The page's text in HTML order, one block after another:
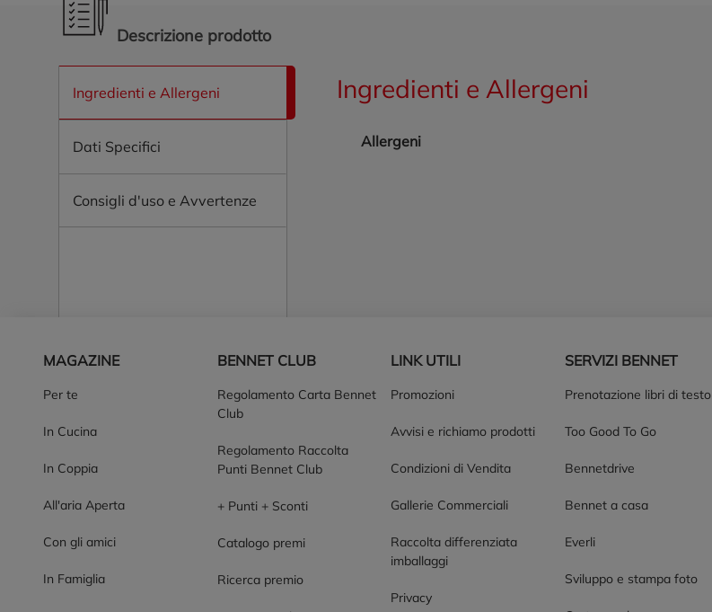
Descrizione prodotto
Ingredienti e Allergeni
Dati Specifici
Consigli d'uso e Avvertenze
Ingredienti e Allergeni
Allergeni
MAGAZINE
Per te
In Cucina
In Coppia
All'aria Aperta
Con gli amici
In Famiglia
BENNET CLUB
Regolamento Carta Bennet
Club
Regolamento Raccolta
Punti Bennet Club
+ Punti + Sconti
Catalogo premi
Ricerca premio
LINK UTILI
Promozioni
Avvisi e richiamo prodotti
Condizioni di Vendita
Gallerie Commerciali
Raccolta differenziata
imballaggi
Privacy
SERVIZI BENNET
Prenotazione libri di testo
Too Good To Go
Bennetdrive
Bennet a casa
Everli
Sviluppo e stampa foto